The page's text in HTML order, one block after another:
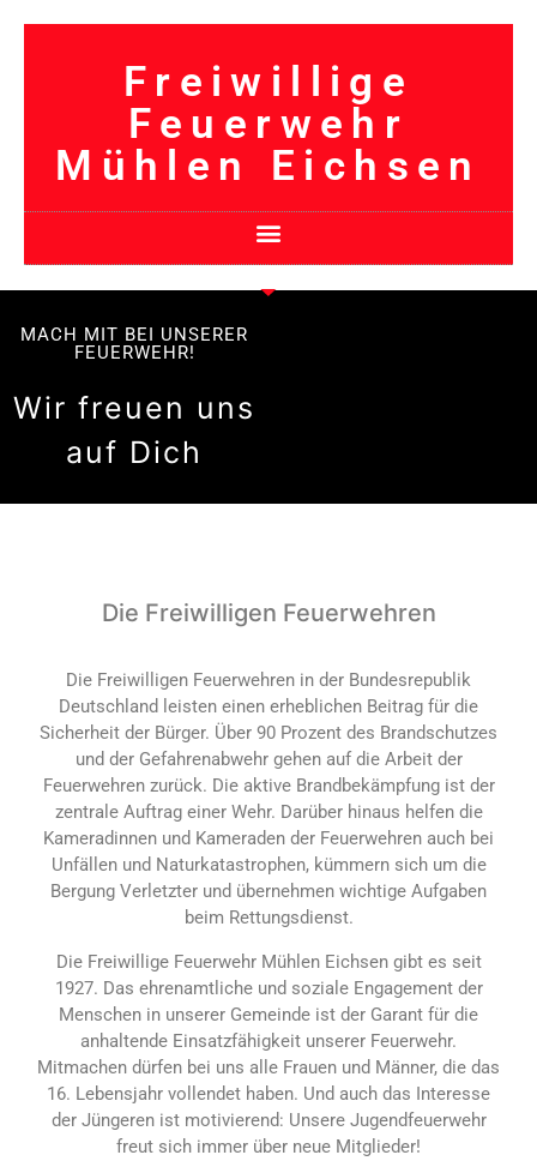
Freiwillige
Feuerwehr
Mühlen Eichsen
MACH MIT BEI UNSERER
FEUERWEHR!
Wir freuen uns
auf Dich
Die Freiwilligen Feuerwehren
Die Freiwilligen Feuerwehren in der Bundesrepublik
Deutschland leisten einen erheblichen Beitrag für die
Sicherheit der Bürger. Über 90 Prozent des Brandschutzes
und der Gefahrenabwehr gehen auf die Arbeit der
Feuerwehren zurück. Die aktive Brandbekämpfung ist der
zentrale Auftrag einer Wehr. Darüber hinaus helfen die
Kameradinnen und Kameraden der Feuerwehren auch bei
Unfällen und Naturkatastrophen, kümmern sich um die
Bergung Verletzter und übernehmen wichtige Aufgaben
beim Rettungsdienst.
Die Freiwillige Feuerwehr Mühlen Eichsen gibt es seit
1927. Das ehrenamtliche und soziale Engagement der
Menschen in unserer Gemeinde ist der Garant für die
anhaltende Einsatzfähigkeit unserer Feuerwehr.
Mitmachen dürfen bei uns alle Frauen und Männer, die das
16. Lebensjahr vollendet haben. Und auch das Interesse
der Jüngeren ist motivierend: Unsere Jugendfeuerwehr
freut sich immer über neue Mitglieder!